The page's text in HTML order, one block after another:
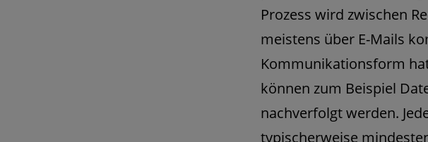
Prozess wird zwischen
meistens über E-Mails
Kommunikationsform
können zum Beispiel
nachverfolgt werden.
typischerweise